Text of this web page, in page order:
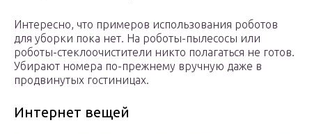
Интересно, что примеров использования роботов
для уборки пока нет. На роботы-пылесосы или
роботы-стеклоочистители никто полагаться не готов.
Убирают номера по-прежнему вручную даже в
продвинутых гостиницах.
Интернет вещей